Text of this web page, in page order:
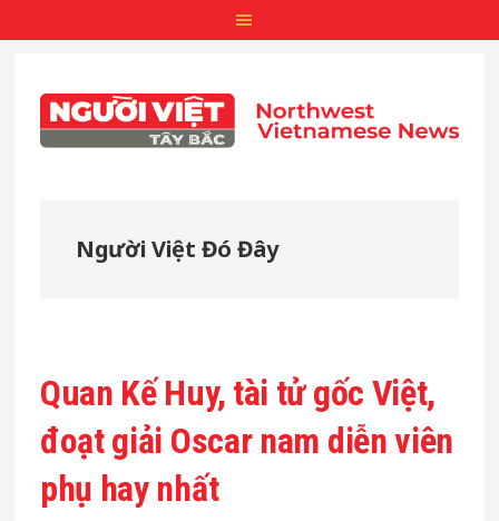
main
content
primary
sidebar
footer
Người Việt Đó Đây
Quan Kế Huy, tài tử gốc Việt,
đoạt giải Oscar nam diễn viên
phụ hay nhất